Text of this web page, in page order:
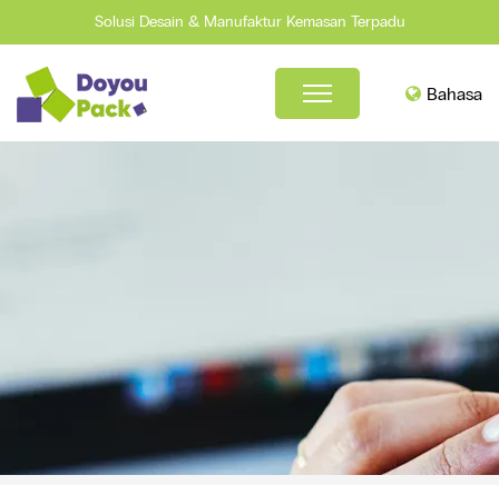
Solusi Desain & Manufaktur Kemasan Terpadu
Bahasa